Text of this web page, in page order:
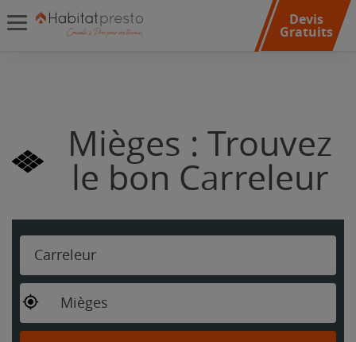
Devis
Gratuits
Mièges : Trouvez
le bon Carreleur
Carreleur
Mièges